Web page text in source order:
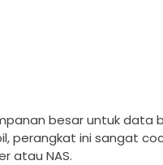
besar untuk data
perangkat ini sangat
atau NAS.